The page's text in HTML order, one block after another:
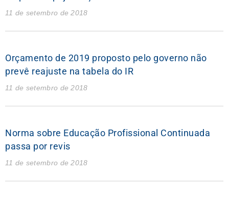
11 de setembro de 2018
Orçamento de 2019 proposto pelo governo não
prevê reajuste na tabela do IR
11 de setembro de 2018
Norma sobre Educação Profissional Continuada
passa por revis
11 de setembro de 2018